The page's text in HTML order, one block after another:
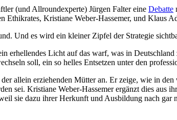
(und Allroundexperte) Jürgen Falter eine Debatte
Ethikrates, Kristiane Weber-Hassemer, und Klaus
Und es wird ein kleiner Zipfel der Strategie
erhellendes Licht auf das warf, was in
soll, ein so helles Entsetzen unter den
allein erziehenden Mütter an. Er zeige, wie in
sei. Kristiane Weber-Hassemer ergänzt dies
sie dazu ihrer Herkunft und Ausbildung nach gar